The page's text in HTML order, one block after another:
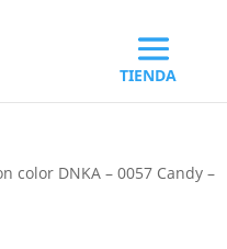
color DNKA – 0057 Candy –